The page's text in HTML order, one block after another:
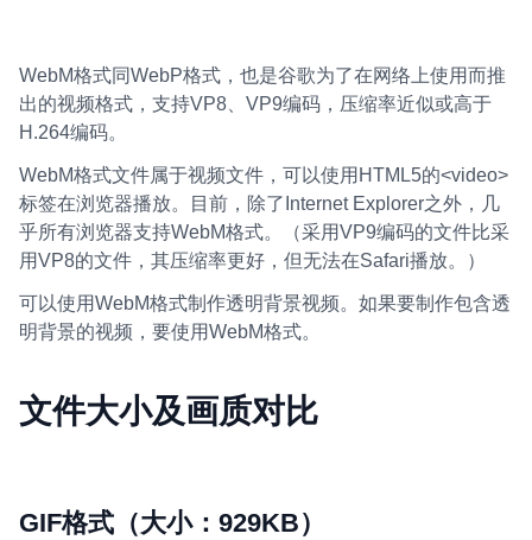
WebM格式同WebP格式，也是谷歌为了在网络上使用而推
出的视频格式，支持VP8、VP9编码，压缩率近似或高于
H.264编码。
WebM格式文件属于视频文件，可以使用HTML5的<video>
标签在浏览器播放。目前，除了Internet Explorer之外，几
乎所有浏览器支持WebM格式。（采用VP9编码的文件比采
用VP8的文件，其压缩率更好，但无法在Safari播放。）
可以使用WebM格式制作透明背景视频。如果要制作包含透
明背景的视频，要使用WebM格式。
文件大小及画质对比
GIF格式（大小：929KB）